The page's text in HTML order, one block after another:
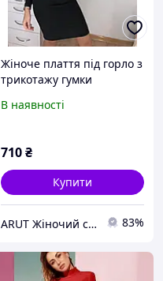
Жіноче плаття під горло з
трикотажу гумки
В наявності
710₴
Купити
ARUT Жіночий стильний одяг від українського виробника 83%